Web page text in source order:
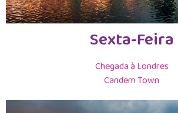
Sexta-Feira
Chegada à Londres
Candem Town